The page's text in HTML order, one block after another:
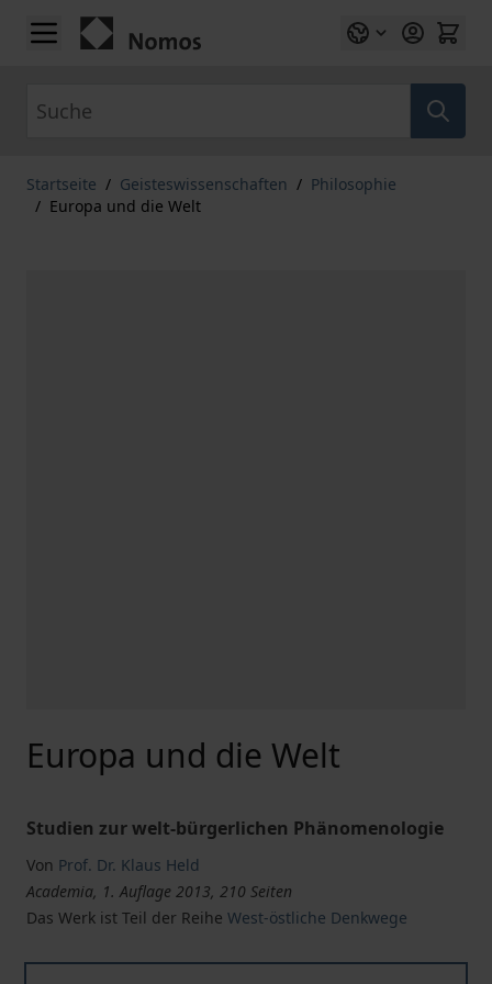
Zum Inhalt springen
Startseite / Geisteswissenschaften / Philosophie
/ Europa und die Welt
Europa und die Welt
Studien zur welt-bürgerlichen Phänomenologie
Von Prof. Dr. Klaus Held
Academia, 1. Auflage 2013, 210 Seiten
Das Werk ist Teil der Reihe West-östliche Denkwege